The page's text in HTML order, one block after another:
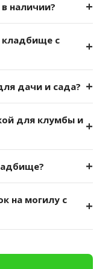
наличии?
кладбище с
дачи и сада?
для клумбы и
на могилу с